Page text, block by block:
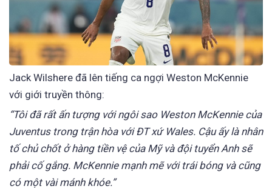
Jack Wilshere đã lên tiếng ca ngợi Weston McKennie
với giới truyền thông:
“Tôi đã rất ấn tượng với ngôi sao Weston McKennie của
Juventus trong trận hòa với ĐT xứ Wales. Cậu ấy là nhân
tố chủ chốt ở hàng tiền vệ của Mỹ và đội tuyển Anh sẽ
phải cố gắng. McKennie mạnh mẽ với trái bóng và cũng
có một vài mánh khóe.”